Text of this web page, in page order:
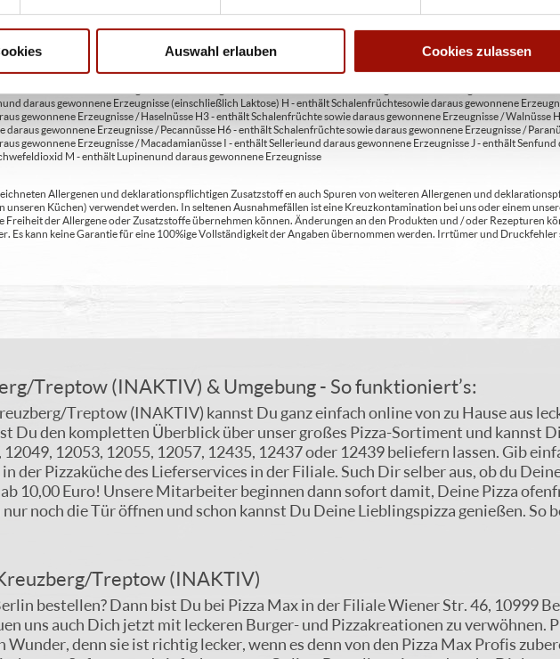
Auswahl erlauben Cookies zulassen
A2 - enthält glutenhaltiges Getreide / Roggen A3 - enthält glutenhaltiges Getreide / Gerste A4 - enthält
- enthält Eier und daraus gewonnene Erzeugnisse D - enthält Fische und daraus gewonnene Erzeugnisse E - enthält
daraus gewonnene Erzeugnisse (einschließlich Laktose) H - enthält Schalenfrüchte sowie daraus gewonnene
gewonnene Erzeugnisse / Haselnüsse H3 - enthält Schalenfrüchte sowie daraus gewonnene Erzeugnisse / Walnüsse
gewonnene Erzeugnisse / Pecannüsse H6 - enthält Schalenfrüchte sowie daraus gewonnene Erzeugnisse /
gewonnene Erzeugnisse / Macadamianüsse I - enthält Sellerie und daraus gewonnene Erzeugnisse J - enthält Senf
M - enthält Lupinen und daraus gewonnene Erzeugnisse
Allergenen und deklarationspflichtigen Zusatzstoff en auch Spuren von weiteren Allergenen und
Küchen) verwendet werden. In seltenen Ausnahmefällen ist eine Kreuzkontamination bei uns oder einem
der Allergene oder Zusatzstoffe übernehmen können. Änderungen an den Produkten und / oder Rezepturen
Es kann keine Garantie für eine 100%ige Vollständigkeit der Angaben übernommen werden. Irrtümer und
Treptow (INAKTIV) & Umgebung - So funktioniert’s:
Treptow (INAKTIV) kannst Du ganz einfach online von zu Hause aus
Du den kompletten Überblick über unser großes Pizza-Sortiment und kannst
12053, 12055, 12057, 12435, 12437 oder 12439 beliefern lassen. Gib
der Pizzaküche des Lieferservices in der Filiale. Such Dir selber aus, ob du
10,00 Euro! Unsere Mitarbeiter beginnen dann sofort damit, Deine Pizza
noch die Tür öffnen und schon kannst Du Deine Lieblingspizza genießen. So
Treptow (INAKTIV)
bestellen? Dann bist Du bei Pizza Max in der Filiale Wiener Str. 46, 10999
uns auch Dich jetzt mit leckeren Burger- und Pizzakreationen zu verwöhnen.
denn sie ist richtig lecker, wenn es denn von den Pizza Max Profis